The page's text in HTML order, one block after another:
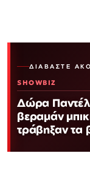
ΔΙΑΒΆΣΤΕ
SHOWBIZ
Δώρα
βεραμάν
τράβηξαν τα